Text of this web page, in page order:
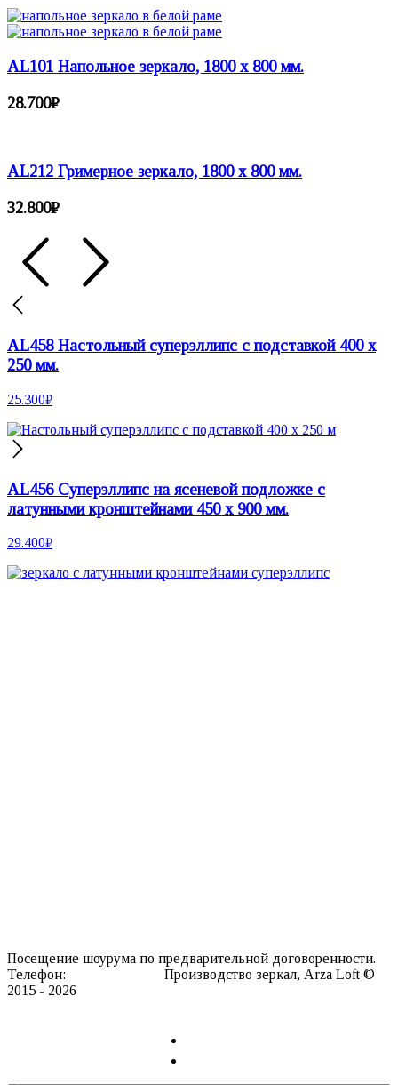
AL101 Напольное зеркало, 1800 x 800 мм.
28.700₽
AL212 Гримерное зеркало, 1800 х 800 мм.
32.800₽
AL458 Настольный суперэллипс с подставкой 400 х
250 мм.
25.300₽
AL456 Суперэллипс на ясеневой подложке с
латунными кронштейнами 450 х 900 мм.
29.400₽
Посещение шоурума по предварительной договоренности.
Телефон:
Производство зеркал, Arza Loft ©
2015 - 2026